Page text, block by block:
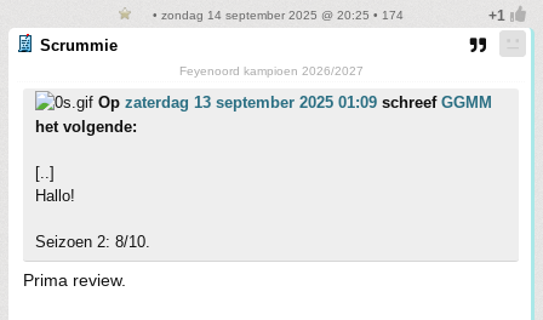
• zondag 14 september 2025 @ 20:25 • 174
Scrummie
Feyenoord kampioen 2026/2027
Op zaterdag 13 september 2025 01:09 schreef GGMM
het volgende:
[..]
Hallo!
Seizoen 2: 8/10.
Prima review.